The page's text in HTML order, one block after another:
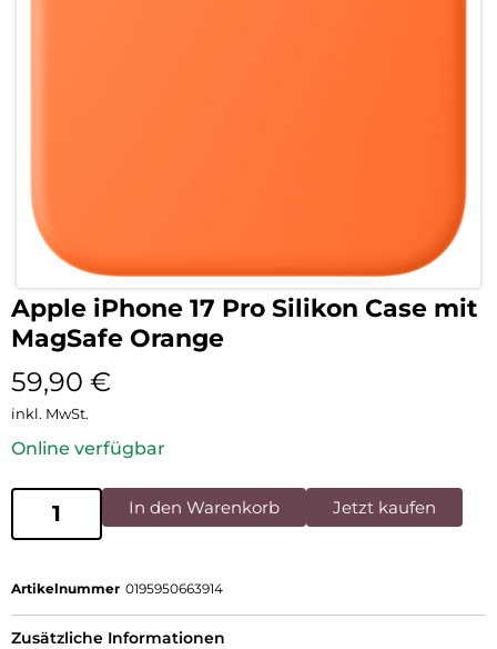
Apple iPhone 17 Pro Silikon Case mit
MagSafe Orange
59,90 €
inkl. MwSt.
Online verfügbar
In den Warenkorb Jetzt kaufen
Artikelnummer 0195950663914
Zusätzliche Informationen